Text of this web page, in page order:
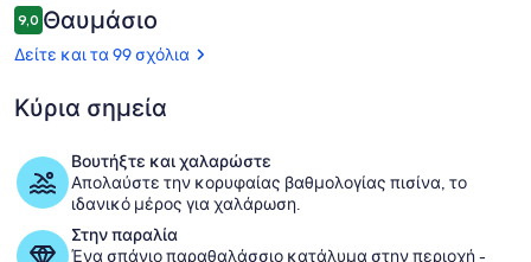
Extreme
Ελεύθερο
ασύρματο
ίντερνετ
Παραλία
Σχόλια
9,09,0 στα 10
Θαυμάσιο
Δείτε και τα 99 σχόλια
Κύρια σημεία
Βουτήξτε και χαλαρώστε
Απολαύστε την κορυφαίας βαθμολογίας πισίνα, το
ιδανικό μέρος για χαλάρωση.
Στην παραλία
Ένα σπάνιο παραθαλάσσιο κατάλυμα στην περιοχή -